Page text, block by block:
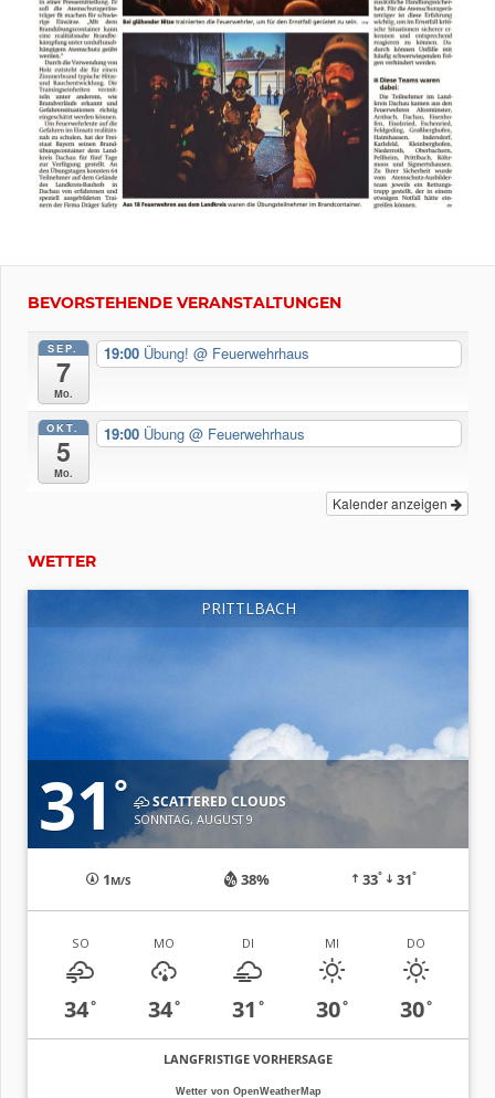
Beitragsnavigation
Beitrag:
12/2020:
BMA
BEVORSTEHENDE VERANSTALTUNGEN
SEP.
7
Mo.
19:00 Übung! @ Feuerwehrhaus
OKT.
5
Mo.
19:00 Übung @ Feuerwehrhaus
Kalender anzeigen
WETTER
PRITTLBACH
31 ° SCATTERED CLOUDS
SONNTAG, AUGUST 9
1M/S 38% 33° 31°
SO
34°
MO
34°
DI
31 °
MI
30°
DO
30°
LANGFRISTIGE VORHERSAGE
Wetter von OpenWeatherMap